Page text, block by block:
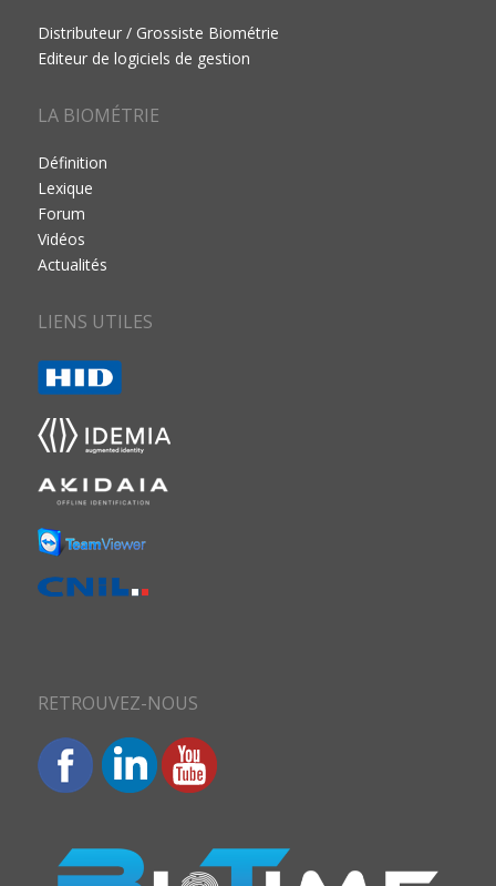
Distributeur / Grossiste Biométrie
Editeur de logiciels de gestion
LA BIOMÉTRIE
Définition
Lexique
Forum
Vidéos
Actualités
LIENS UTILES
RETROUVEZ-NOUS